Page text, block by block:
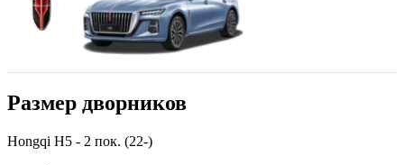
Размер дворников
Hongqi H5 - 2 пок. (22-)